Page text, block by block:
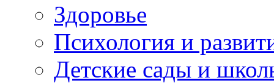
Здоровье
Психология и
Детские сады и